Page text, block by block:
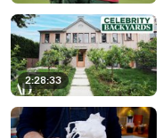
2:28:33